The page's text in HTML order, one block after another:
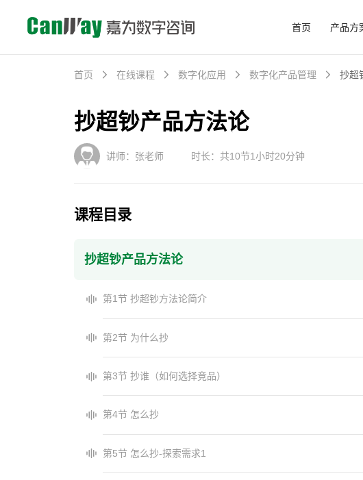
首页 产品方
首页 在线课程 数字化应用 数字化产品管理 抄超
抄超钞产品方法论
讲师：张老师 时长：共10节1小时20分钟
课程目录
抄超钞产品方法论
第1节 抄超钞方法论简介
第2节 为什么抄
第3节 抄谁（如何选择竞品）
第4节 怎么抄
第5节 怎么抄-探索需求1